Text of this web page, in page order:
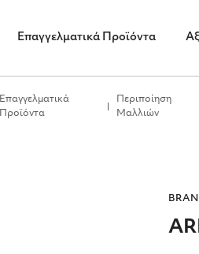
Επαγγελματικά Προϊόντα
Επαγγελματικά
Προϊόντα
Περιποίηση
Μαλλιών